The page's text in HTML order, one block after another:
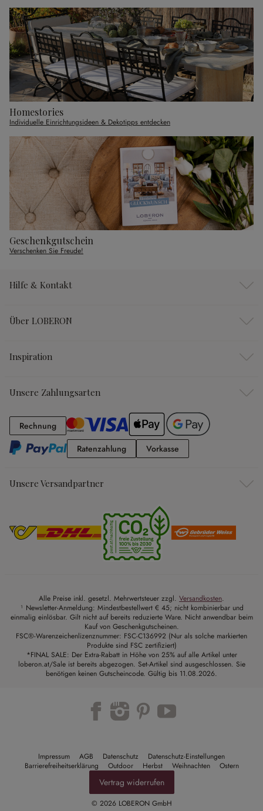
Homestories
Individuelle Einrichtungsideen & Dekotipps entdecken
Geschenkgutschein
Verschenken Sie Freude!
Hilfe & Kontakt
Über LOBERON
Inspiration
Unsere Zahlungsarten
RechnungRechnung
RatenzahlungRatenzahlung
Vorkasse
Unsere Versandpartner
Alle Preise inkl. gesetzl. Mehrwertsteuer zzgl. Versandkosten.
¹ Newsletter-Anmeldung: Mindestbestellwert € 45; nicht kombinierbar und
einmalig einlösbar. Gilt nicht auf bereits reduzierte Ware. Nicht anwendbar beim
Kauf von Geschenkgutscheinen.
FSC®-Warenzeichenlizenznummer: FSC-C136992 (Nur als solche markierten
Produkte sind FSC zertifiziert)
*FINAL SALE: Der Extra-Rabatt in Höhe von 25% auf alle Artikel unter
loberon.at/Sale ist bereits abgezogen. Set-Artikel sind ausgeschlossen. Sie
benötigen keinen Gutscheincode. Gültig bis 11.08.2026.
Impressum AGB Datenschutz
Datenschutz-Einstellungen
Barrierefreiheitserklärung
Outdoor Herbst Weihnachten Ostern
Vertrag widerrufen
© 2026 LOBERON GmbH